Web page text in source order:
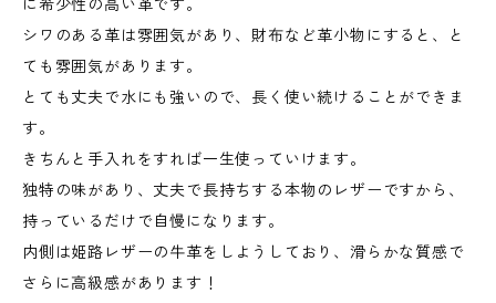
に希少性の高い革です。
シワのある革は雰囲気があり、財布など革小物にすると、と
ても雰囲気があります。
とても丈夫で水にも強いので、長く使い続けることができま
す。
きちんと手入れをすれば一生使っていけます。
独特の味があり、丈夫で長持ちする本物のレザーですから、
持っているだけで自慢になります。
内側は姫路レザーの牛革をしようしており、滑らかな質感で
さらに高級感があります！